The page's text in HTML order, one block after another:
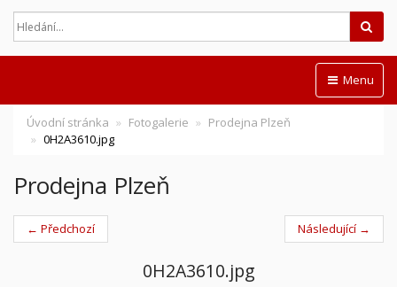
Menu
Úvodní stránka Fotogalerie
Prodejna Plzeň
0H2A3610.jpg
Prodejna Plzeň
← Předchozí Následující →
0H2A3610.jpg